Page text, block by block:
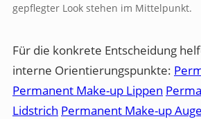
gepflegter Look stehen im Mittelpunkt.
Für die konkrete Entscheidung
interne Orientierungspunkte:
Permanent Make-up Lippen
Lidstrich Permanent Make-up